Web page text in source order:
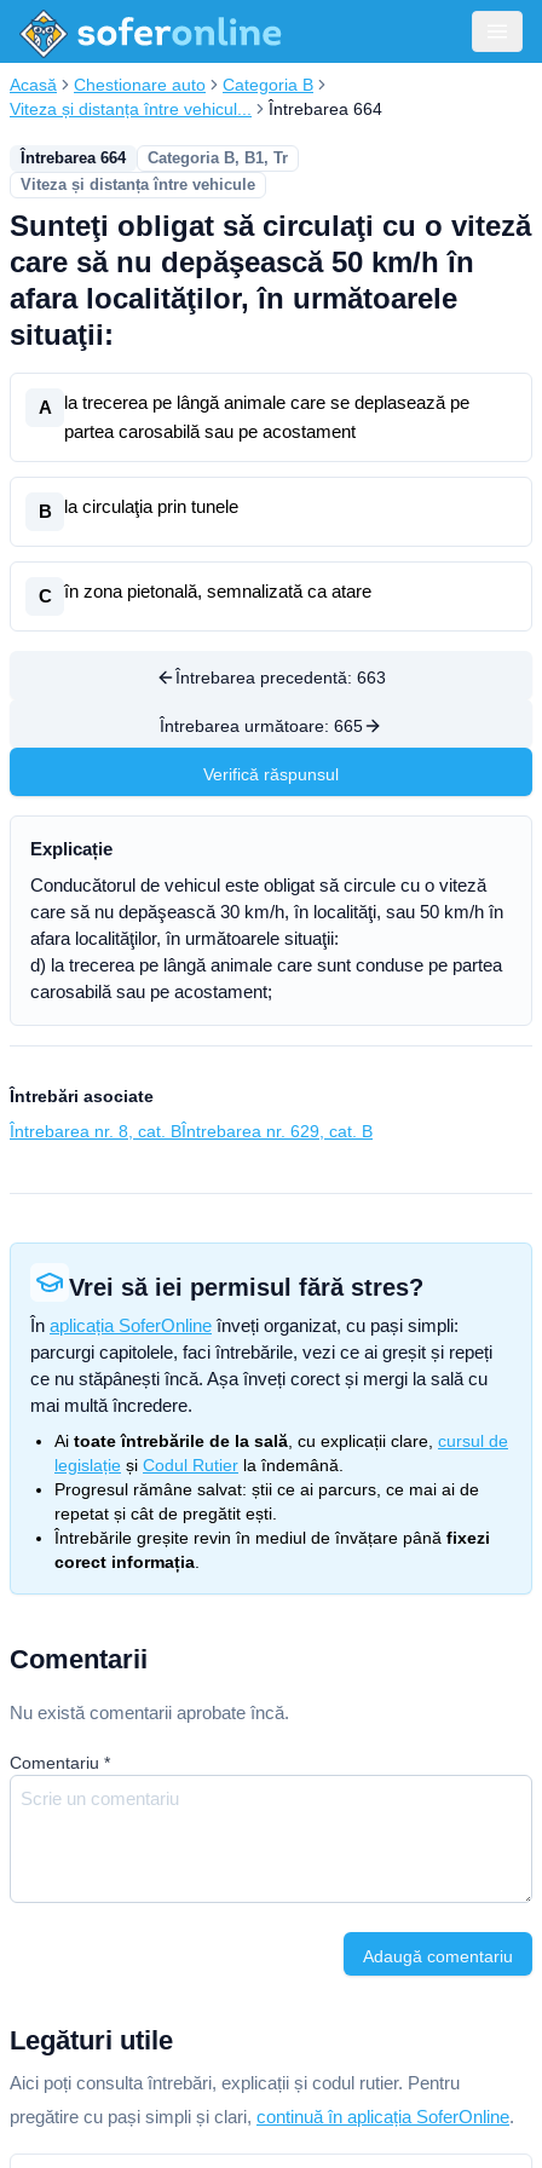
Acasă Chestionare auto
Categoria B
Viteza și distanța între vehicul...
Întrebarea 664
Întrebarea 664
Categoria B, B1, Tr
Viteza și distanța între vehicule
Sunteţi obligat să circulaţi cu o viteză
care să nu depăşească 50 km/h în
afara localităţilor, în următoarele
situaţii:
A
la trecerea pe lângă animale care se deplasează pe
partea carosabilă sau pe acostament
B la circulaţia prin tunele
C în zona pietonală, semnalizată ca atare
Întrebarea precedentă: 663
Întrebarea următoare: 665
Verifică răspunsul
Explicație
Conducătorul de vehicul este obligat să circule cu o viteză
care să nu depăşească 30 km/h, în localităţi, sau 50 km/h în
afara localităţilor, în următoarele situaţii:
d) la trecerea pe lângă animale care sunt conduse pe partea
carosabilă sau pe acostament;
Întrebări asociate
Întrebarea nr. 8, cat. BÎntrebarea nr. 629, cat. B
Vrei să iei permisul fără stres?
În aplicația SoferOnline înveți organizat, cu pași simpli:
parcurgi capitolele, faci întrebările, vezi ce ai greșit și repeți
ce nu stăpânești încă. Așa înveți corect și mergi la sală cu
mai multă încredere.
Ai toate întrebările de la sală , cu explicații clare, cursul de
legislație și Codul Rutier la îndemână.
Progresul rămâne salvat: știi ce ai parcurs, ce mai ai de
repetat și cât de pregătit ești.
Întrebările greșite revin în mediul de învățare până fixezi
corect informația
Comentarii
Nu există comentarii aprobate încă.
Comentariu *
Adaugă comentariu
Legături utile
Aici poți consulta întrebări, explicații și codul rutier. Pentru
pregătire cu pași simpli și clari, continuă în aplicația SoferOnline.